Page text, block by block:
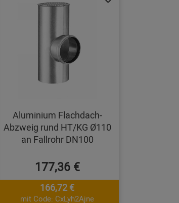
Aluminium Flachdach-
Abzweig rund HT/KG Ø110
an Fallrohr DN100
177,36 €
166,72 €
mit Code: CxLyh2Ajne